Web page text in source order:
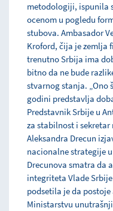
metodologiji, ispunila
ocenom u pogledu
stubova. Ambasador
Kroford, čija je zemlja
trenutno Srbija ima
bitno da ne bude
stvarnog stanja. „Ono
godini predstavlja
Predstavnik Srbije u
za stabilnost i
Aleksandra Drecun
nacionalne strategije
Drecunova smatra da
integriteta Vlade
podsetila je da
Ministarstvu